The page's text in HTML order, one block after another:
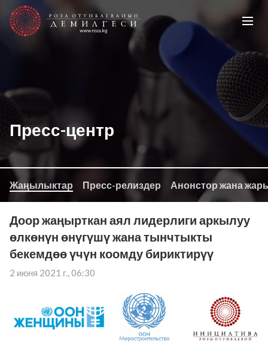
Пресс-центр
Жаңылыктар Пресс-релиздер Анонстор жана
Доор жаңырткан аял лидерлиги аркылуу
өлкөнүн өнүгүшү жана тынчтыкты
бекемдөө үчүн коомду бириктирүү
2 июня 2021 г., 06:30